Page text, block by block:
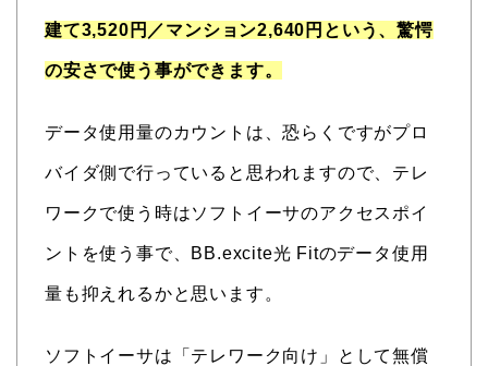
建て3,520円／マンション2,640円という、驚愕
の安さで使う事ができます。
データ使用量のカウントは、恐らくですがプロ
バイダ側で行っていると思われますので、テレ
ワークで使う時はソフトイーサのアクセスポイ
ントを使う事で、BB.excite光 Fitのデータ使用
量も抑えれるかと思います。
ソフトイーサは「テレワーク向け」として無償